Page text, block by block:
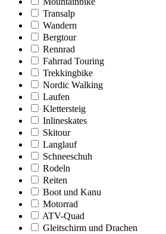
Transalp
Wandern
Bergtour
Rennrad
Fahrrad Touring
Trekkingbike
Nordic Walking
Laufen
Klettersteig
Inlineskates
Skitour
Langlauf
Schneeschuh
Rodeln
Reiten
Boot und Kanu
Motorrad
ATV-Quad
Gleitschirm und Drachen